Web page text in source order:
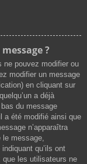
?
ne pouvez modifier ou
modifier un message
en cliquant sur
a déjà
du message
a été modifié ainsi que
n’apparaîtra
message,
qu’ils ont
que les utilisateurs ne